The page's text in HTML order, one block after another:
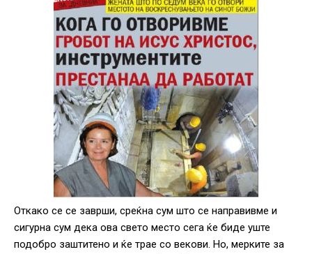
Откако сe се заврши, среќна сум што сe направивме и
сигурна сум дека ова свето место сега ќе биде уште
подобро заштитено и ќе трае со векови. Но, мерките за